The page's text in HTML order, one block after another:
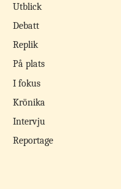
Utblick
Debatt
Replik
På plats
I fokus
Krönika
Intervju
Reportage